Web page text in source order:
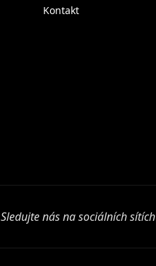
Kontakt
Sledujte nás na sociálních sítích